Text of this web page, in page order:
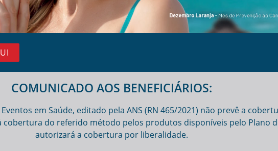
COMUNICADO AOS BENEFICIÁRIOS:
em Saúde, editado pela ANS (RN 465/2021) não prevê a
do referido método pelos produtos disponíveis pelo Plano
autorizará a cobertura por liberalidade.